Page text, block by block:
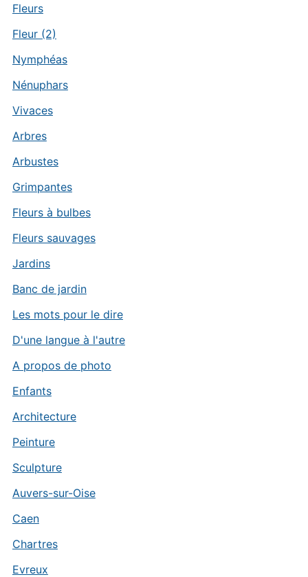
Fleurs
Fleur (2)
Nymphéas
Nénuphars
Vivaces
Arbres
Arbustes
Grimpantes
Fleurs à bulbes
Fleurs sauvages
Jardins
Banc de jardin
Les mots pour le dire
D'une langue à l'autre
A propos de photo
Enfants
Architecture
Peinture
Sculpture
Auvers-sur-Oise
Caen
Chartres
Evreux